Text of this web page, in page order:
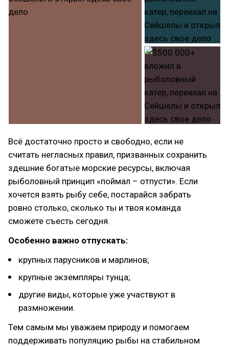
Всё достаточно просто и свободно, если не
считать негласных правил, призванных сохранить
здешние богатые морские ресурсы, включая
рыболовный принцип «поймал – отпусти». Если
хочется взять рыбу себе, постарайся забрать
ровно столько, сколько ты и твоя команда
сможете съесть сегодня.
Особенно важно отпускать:
крупных парусников и марлинов;
крупные экземпляры тунца;
другие виды, которые уже участвуют в
размножении.
Тем самым мы уважаем природу и помогаем
поддерживать популяцию рыбы на стабильном